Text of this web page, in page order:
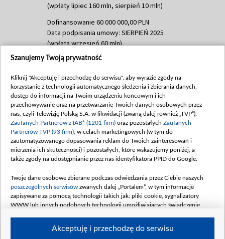
(wpłaty lipiec 160 mln, sierpień 10 mln)
Dofinansowanie 60 000 000,00 PLN
Data podpisania umowy: SIERPIEŃ 2025
(wpłata wrzesień 60 mln)
Dofinansowanie 635 783 051,21 PLN
(wpłata wrzesień 100 mln, październik 350
mln, listopad 265 mln)
Dofinansowanie 48 862 000,00 PLN
Data podpisania umowy: GRUDZIEŃ 2025
(wpłata grudzień 60,548 mln)
Dofinansowanie 900 000 000,00 PLN
Data podpisania umowy: LUTY 2026 (wpłata
kwiecień 180 mln, 7 maja 180 mln, 8
czerwca 90 mln)
Dofinansowanie 250 000 000,00 PLN
4 sierpnia 250 mln
Szanujemy Twoją prywatność
Kliknij "Akceptuję i przechodzę do serwisu", aby wyrazić zgody na
korzystanie z technologii automatycznego śledzenia i zbierania danych,
dostęp do informacji na Twoim urządzeniu końcowym i ich
przechowywanie oraz na przetwarzanie Twoich danych osobowych przez
nas, czyli Telewizję Polską S.A. w likwidacji (zwaną dalej również „TVP”),
Zaufanych Partnerów z IAB* (1201 firm) oraz pozostałych Zaufanych
Partnerów TVP (93 firm) , w celach marketingowych (w tym do
zautomatyzowanego dopasowania reklam do Twoich zainteresowań i
mierzenia ich skuteczności) i pozostałych, które wskazujemy poniżej, a
także zgody na udostępnianie przez nas identyfikatora PPID do Google.
Twoje dane osobowe zbierane podczas odwiedzania przez Ciebie naszych
poszczególnych serwisów zwanych dalej „Portalem”, w tym informacje
zapisywane za pomocą technologii takich jak: pliki cookie, sygnalizatory
WWW lub innych podobnych technologii umożliwiających świadczenie
Akceptuję i przechodzę do serwisu